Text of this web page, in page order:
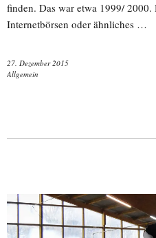
finden. Das war etwa 1999/ 2000.
Internetbörsen oder ähnliches …
27. Dezember 2015
Allgemein